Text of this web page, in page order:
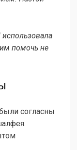
помочь не
согласны